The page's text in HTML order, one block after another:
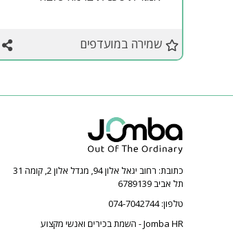
שמירה במועדפים
כתובת:
רחוב יגאל אלון 94, מגדל אלון 2, קומה 31
תל אביב 6789139
טלפון:074-7042744
Jomba HR - השמת בכירים ואנשי מקצוע